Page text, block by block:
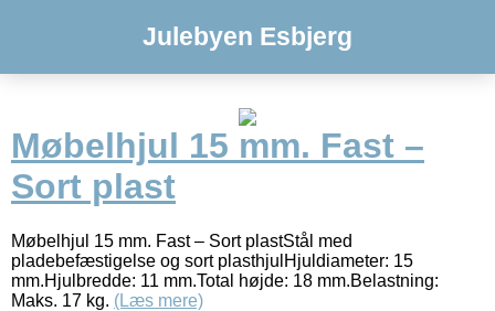
Julebyen Esbjerg
Møbelhjul 15 mm. Fast –
Sort plast
Møbelhjul 15 mm. Fast – Sort plastStål med
pladebefæstigelse og sort plasthjulHjuldiameter: 15
mm.Hjulbredde: 11 mm.Total højde: 18 mm.Belastning:
Maks. 17 kg. (Læs mere)